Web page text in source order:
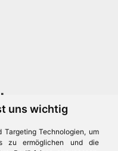
uns wichtig
Targeting Technologien, um
zu ermöglichen und die